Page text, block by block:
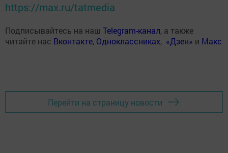
https://max.ru/tatmedia
Подписывайтесь на наш Telegram-канал, а также
читайте нас Вконтакте, Одноклассниках, «Дзен» и Макс
Перейти на страницу новости